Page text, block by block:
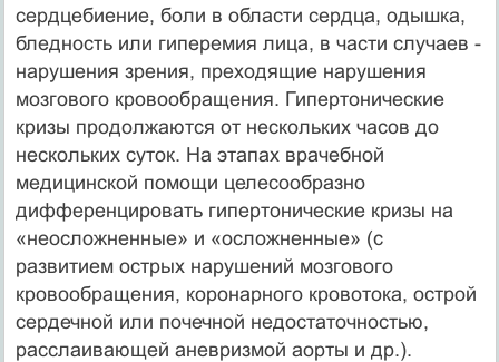
сердцебиение, боли в области сердца, одышка,
бледность или гиперемия лица, в части случаев -
нарушения зрения, преходящие нарушения
мозгового кровообращения. Гипертонические
кризы продолжаются от нескольких часов до
нескольких суток. На этапах врачебной
медицинской помощи целесообразно
дифференцировать гипертонические кризы на
«неосложненные» и «осложненные» (с
развитием острых нарушений мозгового
кровообращения, коронарного кровотока, острой
сердечной или почечной недостаточностью,
расслаивающей аневризмой аорты и др.).